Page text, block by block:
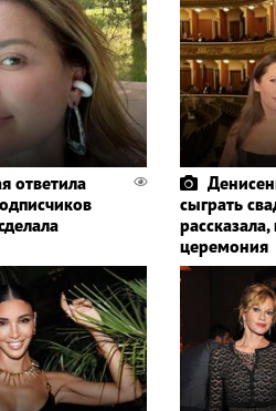
ответила
сыграть
церемония